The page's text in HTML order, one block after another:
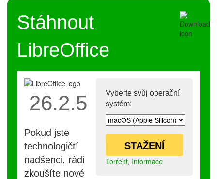
Stáhnout
LibreOffice
Vyberte svůj operační
systém:
STAŽENÍ
Torrent, Informace
26.2.5
Pokud jste
technologičtí
nadšenci, rádi
zkoušíte nové